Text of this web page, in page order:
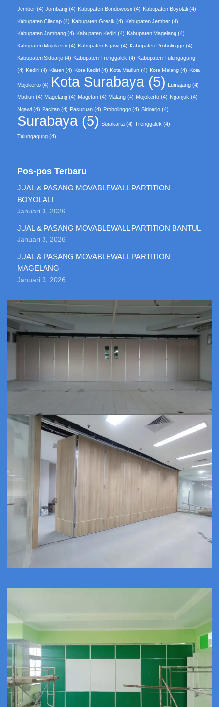
Jember (4) Jombang (4) Kabupaten Bondowoso (4) Kabupaten Boyolali (4)
Kabupaten Cilacap (4) Kabupaten Gresik (4) Kabupaten Jember (4)
Kabupaten Jombang (4) Kabupaten Kediri (4) Kabupaten Magelang (4)
Kabupaten Mojokerto (4) Kabupaten Ngawi (4) Kabupaten Probolinggo (4)
Kabupaten Sidoarjo (4) Kabupaten Trenggalek (4) Kabupaten Tulungagung
(4) Kediri (4) Klaten (4) Kota Kediri (4) Kota Madiun (4) Kota Malang (4) Kota
Mojokerto (4) Kota Surabaya (5) Lumajang (4)
Madiun (4) Magelang (4) Magetan (4) Malang (4) Mojokerto (4) Nganjuk (4)
Ngawi (4) Pacitan (4) Pasuruan (4) Probolinggo (4) Sidoarjo (4)
Surabaya (5) Surakarta (4) Trenggalek (4)
Tulungagung (4)
Pos-pos Terbaru
JUAL & PASANG MOVABLEWALL PARTITION
BOYOLALI
Januari 3, 2026
JUAL & PASANG MOVABLEWALL PARTITION BANTUL
Januari 3, 2026
JUAL & PASANG MOVABLEWALL PARTITION
MAGELANG
Januari 3, 2026